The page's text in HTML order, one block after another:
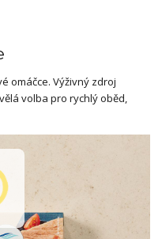
omáčce. Výživný zdroj
volba pro rychlý oběd,